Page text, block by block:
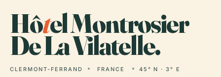
Hôtel Montrosier
De La Vilatelle.
CLERMONT-FERRAND FRANCE 45° N · 3° E